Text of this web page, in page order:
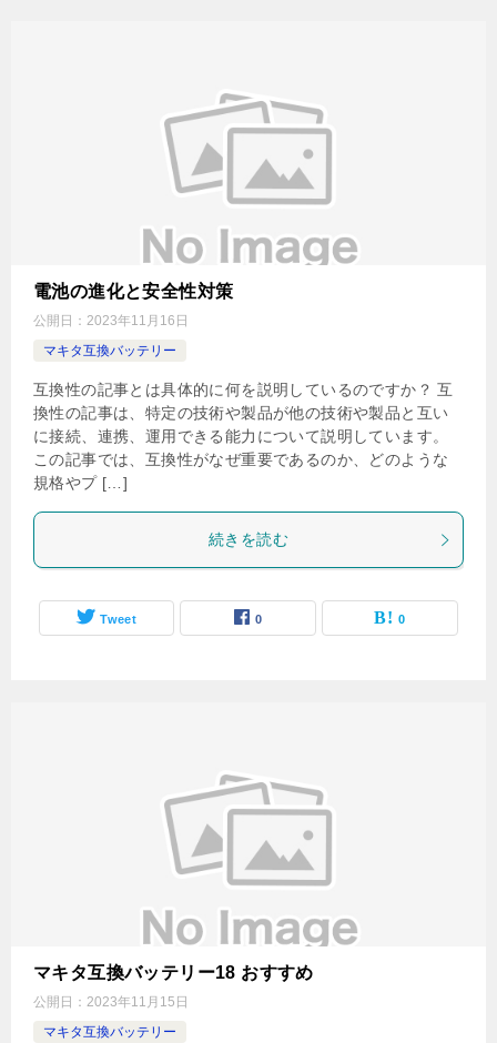
電池の進化と安全性対策
公開日： 2023年11月16日
マキタ互換バッテリー
互換性の記事とは具体的に何を説明しているのですか？ 互
換性の記事は、特定の技術や製品が他の技術や製品と互い
に接続、連携、運用できる能力について説明しています。
この記事では、互換性がなぜ重要であるのか、どのような
規格やプ […]
続きを読む
Tweet 0 0
マキタ互換バッテリー18 おすすめ
公開日： 2023年11月15日
マキタ互換バッテリー